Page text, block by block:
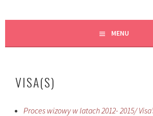
MENU
VISA(S)
Proces wizowy w latach 2012- 2015/